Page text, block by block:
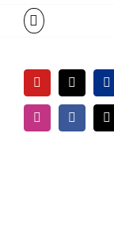
YouTubeTiktok
InstagramFacebook
E-